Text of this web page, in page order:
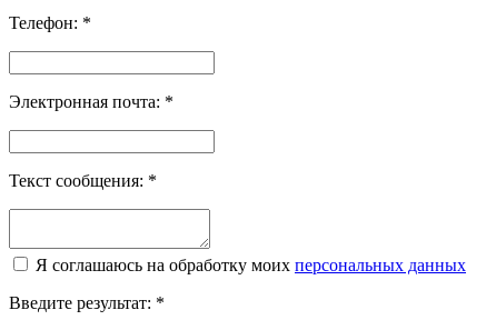
Телефон: *
Электронная почта: *
Текст сообщения: *
Я соглашаюсь на обработку моих персональных данных
Введите результат: *